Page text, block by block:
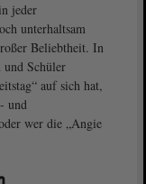
jeder
unterhaltsam
Beliebtheit. In
und Schüler
auf sich hat,
und
wer die „Angie